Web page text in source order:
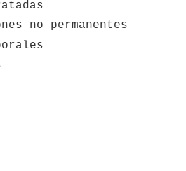
no permanentes